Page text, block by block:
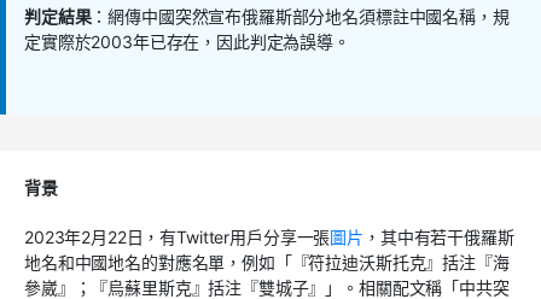
判定結果：網傳中國突然宣布俄羅斯部分地名須標註中國名稱，規
定實際於2003年已存在，因此判定為誤導。
背景
2023年2月22日，有Twitter用戶分享一張圖片 ，其中有若干俄羅斯
地名和中國地名的對應名單，例如「『符拉迪沃斯托克』括注『海
參崴』；『烏蘇里斯克』括注『雙城子』」。相關配文稱「中共突